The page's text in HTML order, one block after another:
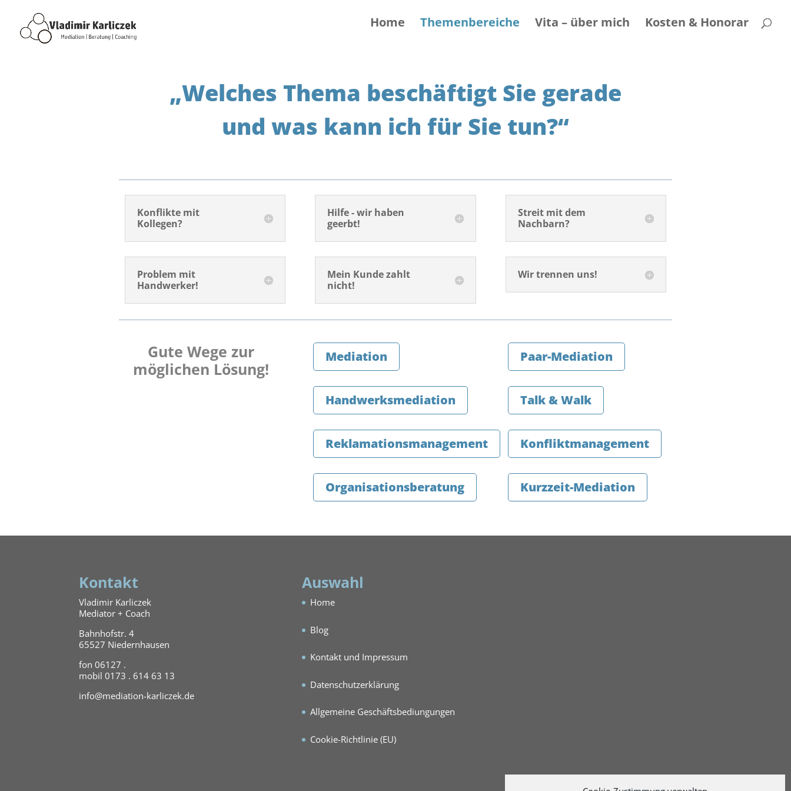
Home Themenbereiche Vita – über mich Kosten & Honorar
„Welches Thema beschäftigt Sie gerade
und was kann ich für Sie tun?“
Konflikte mit
Kollegen?
Problem mit
Handwerker!
Hilfe - wir haben
geerbt!
Mein Kunde zahlt
nicht!
Streit mit dem
Nachbarn?
Wir trennen uns!
Gute Wege zur
möglichen Lösung!
Mediation
Handwerksmediation
Reklamationsmanagement
Organisationsberatung
Paar-Mediation
Talk & Walk
Konfliktmanagement
Kurzzeit-Mediation
Kontakt
Vladimir Karliczek
Mediator + Coach
Bahnhofstr. 4
65527 Niedernhausen
fon 06127 .
mobil 0173 . 614 63 13
info@mediation-karliczek.de
Auswahl
Home
Blog
Kontakt und Impressum
Datenschutzerklärung
Allgemeine Geschäftsbediungungen
Cookie-Richtlinie (EU)